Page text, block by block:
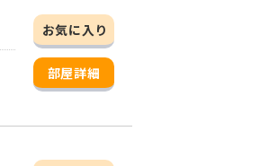
お気に入り
部屋詳細